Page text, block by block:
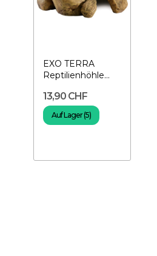
EXO TERRA
Reptilienhöhle
Reptilienversteck
13,90 CHF
Auf Lager (5)